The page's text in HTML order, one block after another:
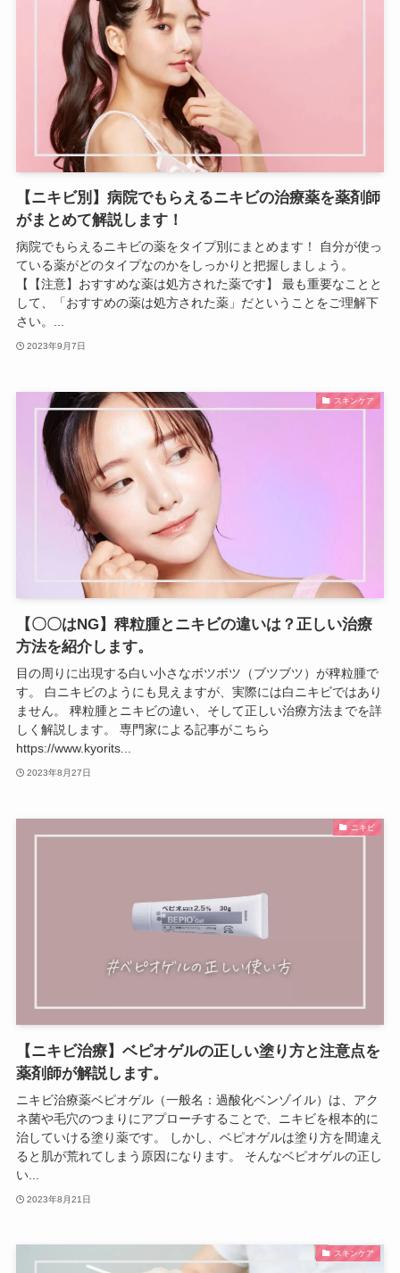
【ニキビ別】病院でもらえるニキビの治療薬を薬剤師
がまとめて解説します！
病院でもらえるニキビの薬をタイプ別にまとめます！ 自分が使っ
ている薬がどのタイプなのかをしっかりと把握しましょう。
【【注意】おすすめな薬は処方された薬です】 最も重要なことと
して、「おすすめの薬は処方された薬」だということをご理解下
さい。...
2023年9月7日
スキンケア
【〇〇はNG】稗粒腫とニキビの違いは？正しい治療
方法を紹介します。
目の周りに出現する白い小さなボツボツ（ブツブツ）が稗粒腫で
す。 白ニキビのようにも見えますが、実際には白ニキビではあり
ません。 稗粒腫とニキビの違い、そして正しい治療方法までを詳
しく解説します。 専門家による記事がこちら
https://www.kyorits...
2023年8月27日
ニキビ
【ニキビ治療】ベピオゲルの正しい塗り方と注意点を
薬剤師が解説します。
ニキビ治療薬ベピオゲル（一般名：過酸化ベンゾイル）は、アク
ネ菌や毛穴のつまりにアプローチすることで、ニキビを根本的に
治していける塗り薬です。 しかし、ベピオゲルは塗り方を間違え
ると肌が荒れてしまう原因になります。 そんなベピオゲルの正し
い...
2023年8月21日
スキンケア